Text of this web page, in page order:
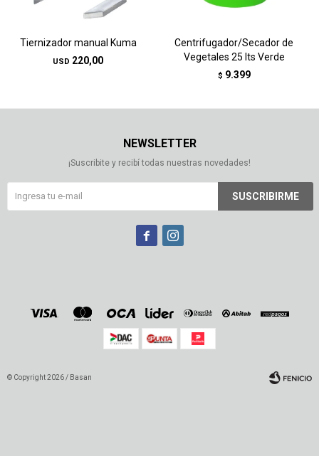
Tiernizador manual Kuma
USD 220,00
Centrifugador/Secador de
Vegetales 25 lts Verde
$ 9.399
NEWSLETTER
¡Suscribite y recibí todas nuestras novedades!
SUSCRIBIRME
 
© Copyright 2026 / Basan